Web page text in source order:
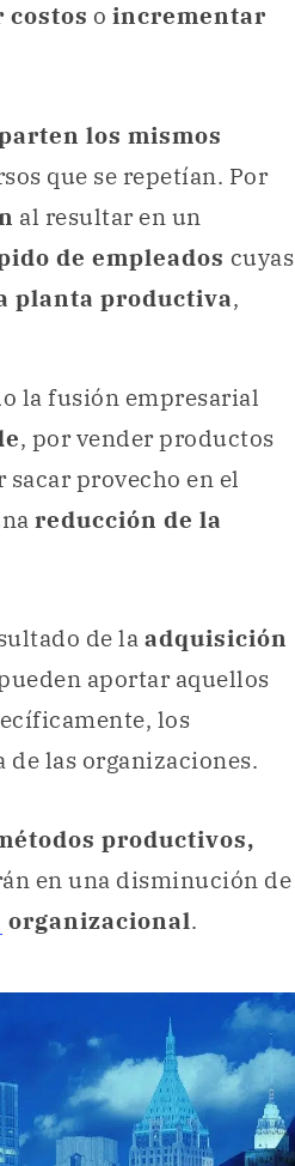
o incrementar
los mismos
que se repetían. Por
al resultar en un
de empleados cuyas
planta productiva,
la fusión empresarial
, por vender productos
sacar provecho en el
reducción de la
de la adquisición
aportar aquellos
los
las organizaciones.
productivos,
en una disminución de
organizacional.